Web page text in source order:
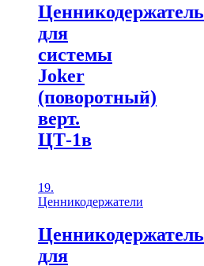
Ценникодержатель
для
системы
Joker
(поворотный)
верт.
ЦТ-1в
19.
Ценникодержатели
Ценникодержатель
для